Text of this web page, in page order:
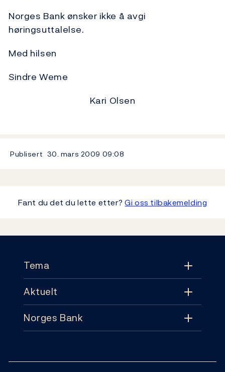
Norges Bank ønsker ikke å avgi
høringsuttalelse.
Med hilsen
Sindre Weme
Kari Olsen
Publisert 30. mars 2009 09:08
Fant du det du lette etter?Gi oss tilbakemelding
Tema
Tema
Pengepolitikk
Aktuelt
Aktuelt
Norges Bank